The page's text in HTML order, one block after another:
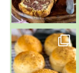
~ BUNS MAISON ~
Un peu de boulange par ici au